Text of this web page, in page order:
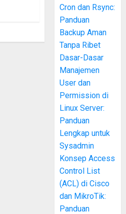
Cron dan Rsync:
Panduan
Backup Aman
Tanpa Ribet
Dasar-Dasar
Manajemen
User dan
Permission di
Linux Server:
Panduan
Lengkap untuk
Sysadmin
Konsep Access
Control List
(ACL) di Cisco
dan MikroTik:
Panduan